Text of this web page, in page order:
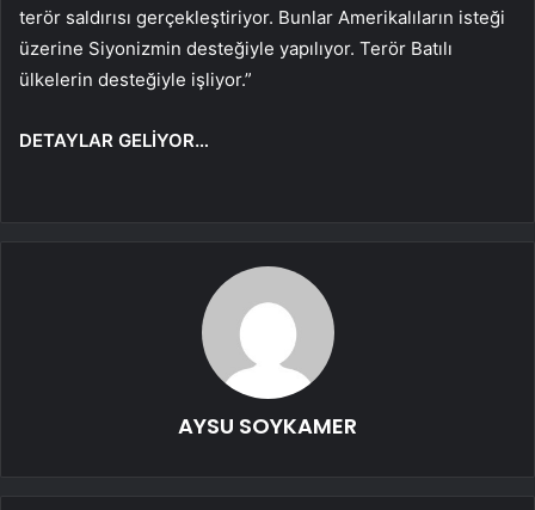
terör saldırısı gerçekleştiriyor. Bunlar Amerikalıların isteği
üzerine Siyonizmin desteğiyle yapılıyor. Terör Batılı
ülkelerin desteğiyle işliyor.”
DETAYLAR GELİYOR…
AYSU SOYKAMER